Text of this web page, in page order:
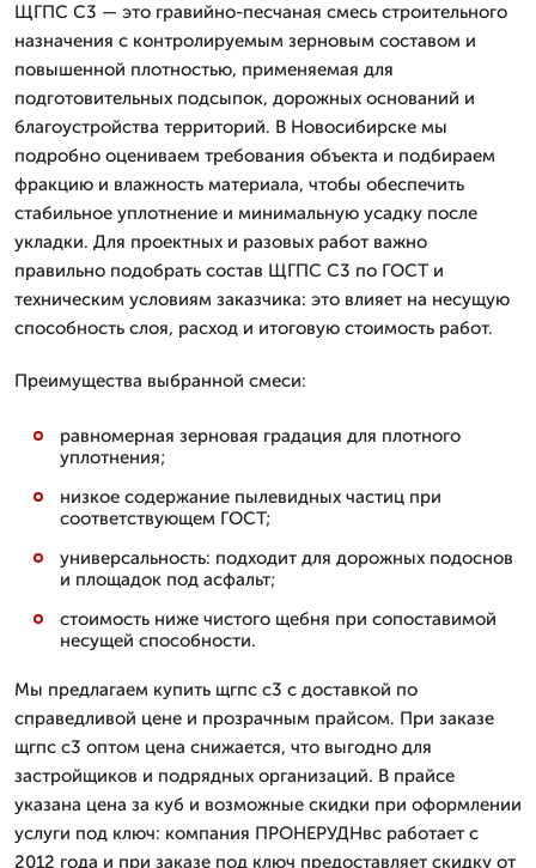
ЩГПС С3 — это гравийно-песчаная смесь строительного
назначения с контролируемым зерновым составом и
повышенной плотностью, применяемая для
подготовительных подсыпок, дорожных оснований и
благоустройства территорий. В Новосибирске мы
подробно оцениваем требования объекта и подбираем
фракцию и влажность материала, чтобы обеспечить
стабильное уплотнение и минимальную усадку после
укладки. Для проектных и разовых работ важно
правильно подобрать состав ЩГПС С3 по ГОСТ и
техническим условиям заказчика: это влияет на несущую
способность слоя, расход и итоговую стоимость работ.
Преимущества выбранной смеси:
равномерная зерновая градация для плотного
уплотнения;
низкое содержание пылевидных частиц при
соответствующем ГОСТ;
универсальность: подходит для дорожных подоснов
и площадок под асфальт;
стоимость ниже чистого щебня при сопоставимой
несущей способности.
Мы предлагаем купить щгпс с3 с доставкой по
справедливой цене и прозрачным прайсом. При заказе
щгпс с3 оптом цена снижается, что выгодно для
застройщиков и подрядных организаций. В прайсе
указана цена за куб и возможные скидки при оформлении
услуги под ключ: компания ПРОНЕРУДНвс работает с
2012 года и при заказе под ключ предоставляет скидку от